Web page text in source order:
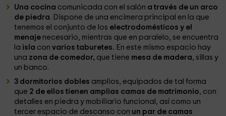
Una cocina comunicada con el salón a través de un arco
de piedra. Dispone de una encimera principal en la que
tenemos el conjunto de los electrodomésticos y el
menaje necesario, mientras que en paralelo, se encuentra
la isla convarios taburetes. En este mismo espacio hay
una zona de comedor, que tiene mesa de madera, sillas y
un banco.
3 dormitorios dobles amplios, equipados de tal forma
que 2 de ellos tienen amplias camas de matrimonio, con
detalles en piedra y mobiliario funcional, así como un
tercer espacio de descanso con un par de camas